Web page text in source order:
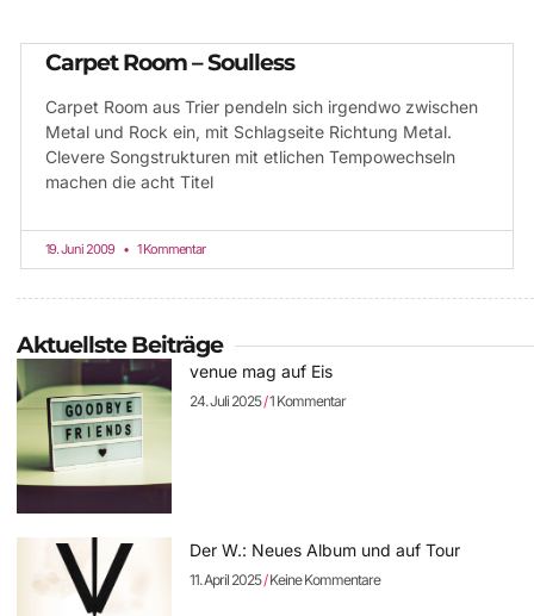
Carpet Room – Soulless
Carpet Room aus Trier pendeln sich irgendwo zwischen
Metal und Rock ein, mit Schlagseite Richtung Metal.
Clevere Songstrukturen mit etlichen Tempowechseln
machen die acht Titel
19. Juni 2009 1 Kommentar
Aktuellste Beiträge
venue mag auf Eis
24. Juli 2025 1 Kommentar
Der W.: Neues Album und auf Tour
11. April 2025 Keine Kommentare